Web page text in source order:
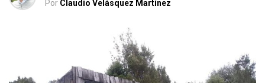
Por Claudio Velásquez Martínez